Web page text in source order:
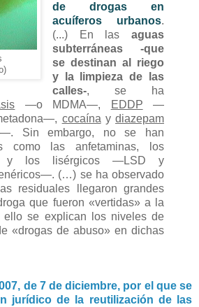
de drogas en
acuíferos urbanos.
(...) En las aguas
subterráneas -que
se destinan al riego
y la limpieza de las
calles-, se ha
—o MDMA—, EDDP —
cocaínaydiazepam
Sin embargo, no se han
como las anfetaminas, los
y los lisérgicos —LSD y
(…) se ha observado
residuales llegaron grandes
que fueron «vertidas» a la
ello se explican los niveles de
«drogas de abuso» en dichas
de 7 de diciembre, por el que se
jurídico de la reutilización de las